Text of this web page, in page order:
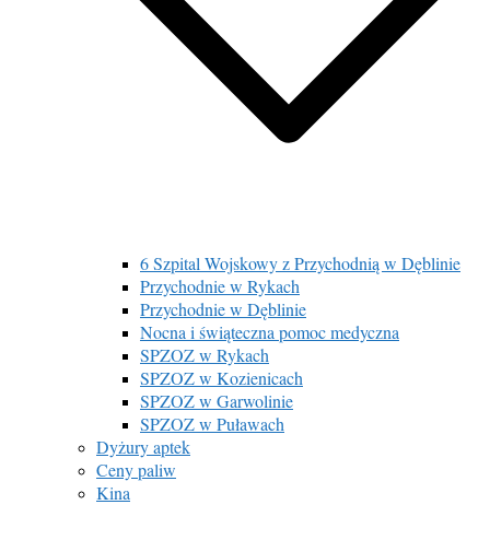
6 Szpital Wojskowy z Przychodnią w Dęblinie
Przychodnie w Rykach
Przychodnie w Dęblinie
Nocna i świąteczna pomoc medyczna
SPZOZ w Rykach
SPZOZ w Kozienicach
SPZOZ w Garwolinie
SPZOZ w Puławach
Dyżury aptek
Ceny paliw
Kina